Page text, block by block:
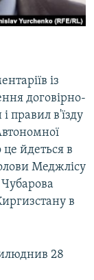
із
договірно-
правил в'їзду
йдеться в
Меджлісу
в
28